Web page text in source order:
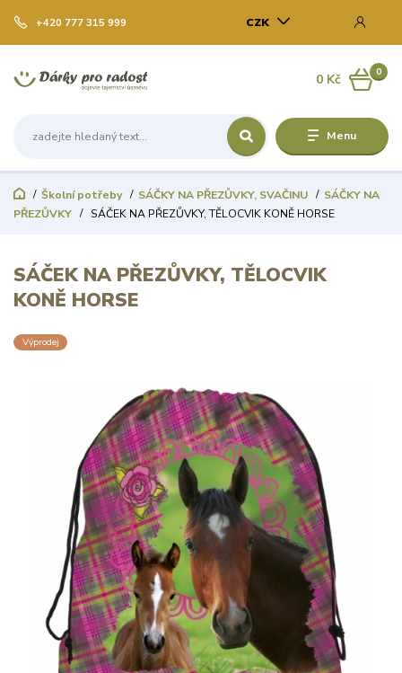
Menu
CZK
+420 777 315 999
0
0 Kč
Školní potřeby SÁČKY NA PŘEZŮVKY, SVAČINU
SÁČKY NA
PŘEZŮVKY
SÁČEK NA PŘEZŮVKY, TĚLOCVIK KONĚ HORSE
SÁČEK NA PŘEZŮVKY, TĚLOCVIK
KONĚ HORSE
Výprodej